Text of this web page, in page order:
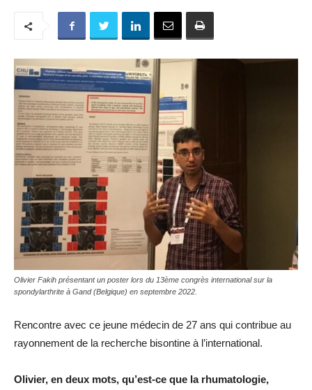
Olivier Fakih présentant un poster lors du 13ème congrès international sur la
spondylarthrite à Gand (Belgique) en septembre 2022.
Rencontre avec ce jeune médecin de 27 ans qui contribue au
rayonnement de la recherche bisontine à l’international.
Olivier, en deux mots, qu’est-ce que la rhumatologie,